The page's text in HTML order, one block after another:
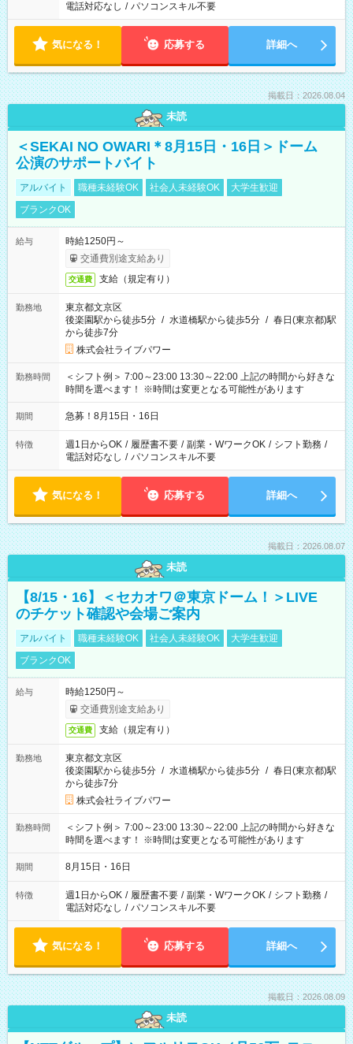
電話対応なし / パソコンスキル不要
気になる！ 応募する 詳細へ
掲載日：2026.08.04
未読
＜SEKAI NO OWARI＊8月15日・16日＞ドーム
公演のサポートバイト
アルバイト 職種未経験OK 社会人未経験OK
大学生歓迎
ブランクOK
給与
時給1250円～
交通費別途支給あり
交通費 支給（規定有り）
勤務地
東京都文京区
後楽園駅から徒歩5分 / 水道橋駅から徒歩5分 / 春日(東京都)駅
から徒歩7分
株式会社ライブパワー
勤務時間
＜シフト例＞ 7:00～23:00 13:30～22:00 上記の時間から好きな
時間を選べます！ ※時間は変更となる可能性があります
期間 急募！8月15日・16日
特徴 週1日からOK / 履歴書不要 / 副業・WワークOK / シフト勤務 /
電話対応なし / パソコンスキル不要
気になる！ 応募する 詳細へ
掲載日：2026.08.07
未読
【8/15・16】＜セカオワ＠東京ドーム！＞LIVE
のチケット確認や会場ご案内
アルバイト 職種未経験OK 社会人未経験OK
大学生歓迎
ブランクOK
給与
時給1250円～
交通費別途支給あり
交通費 支給（規定有り）
勤務地
東京都文京区
後楽園駅から徒歩5分 / 水道橋駅から徒歩5分 / 春日(東京都)駅
から徒歩7分
株式会社ライブパワー
勤務時間
＜シフト例＞ 7:00～23:00 13:30～22:00 上記の時間から好きな
時間を選べます！ ※時間は変更となる可能性があります
期間 8月15日・16日
特徴 週1日からOK / 履歴書不要 / 副業・WワークOK / シフト勤務 /
電話対応なし / パソコンスキル不要
気になる！ 応募する 詳細へ
掲載日：2026.08.09
未読